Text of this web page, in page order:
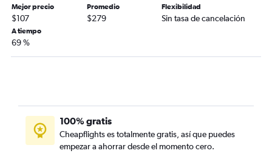
Mejor precio
$107
Promedio
$279
Flexibilidad
Sin tasa de cancelación
A tiempo
69 %
100% gratis
Cheapflights es totalmente gratis, así que puedes
empezar a ahorrar desde el momento cero.